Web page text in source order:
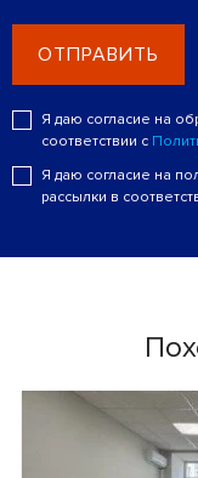
ОТПРАВИТЬ
Я даю согласие на
соответствии с
Я даю согласие на
рассылки в